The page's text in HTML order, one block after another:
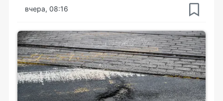
вчера, 08:16